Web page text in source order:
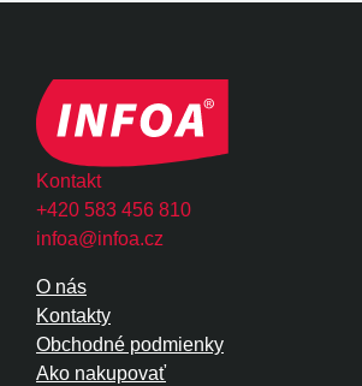
Kontakt
+420 583 456 810
infoa@infoa.cz
O nás
Kontakty
Obchodné podmienky
Ako nakupovať